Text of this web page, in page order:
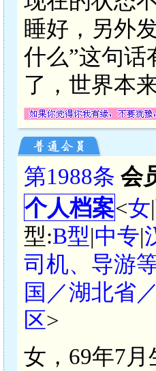
睡好，另外
什么”这句话
了，世界本
第1988条 会
个人档案<女|
型:B型|中专|
司机、导游
国／湖北省
区>
女，69年7